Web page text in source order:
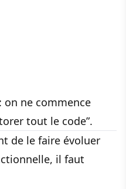
on ne commence
tout le code”.
de le faire évoluer
il faut